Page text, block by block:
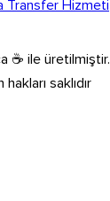
Transfer Hizmeti
☕ ile üretilmiştir.
saklıdır